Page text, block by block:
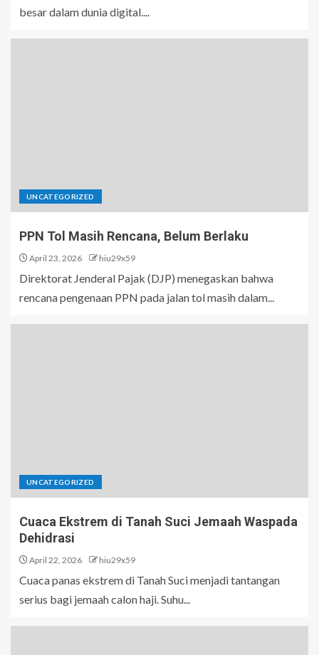
besar dalam dunia digital....
UNCATEGORIZED
PPN Tol Masih Rencana, Belum Berlaku
April 23, 2026 hiu29x59
Direktorat Jenderal Pajak (DJP) menegaskan bahwa
rencana pengenaan PPN pada jalan tol masih dalam...
UNCATEGORIZED
Cuaca Ekstrem di Tanah Suci Jemaah Waspada
Dehidrasi
April 22, 2026 hiu29x59
Cuaca panas ekstrem di Tanah Suci menjadi tantangan
serius bagi jemaah calon haji. Suhu...